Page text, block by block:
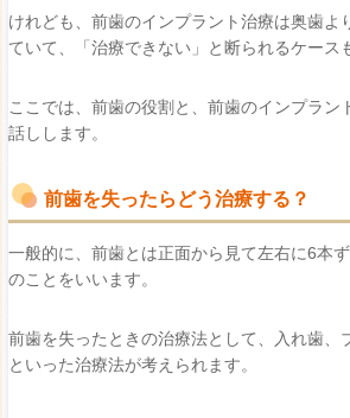
けれども、前歯のインプラント治療は奥歯よ
ていて、「治療できない」と断られるケース
ここでは、前歯の役割と、前歯のインプラン
話しします。
前歯を失ったらどう治療する？
一般的に、前歯とは正面から見て左右に6本
のことをいいます。
前歯を失ったときの治療法として、入れ歯、
といった治療法が考えられます。